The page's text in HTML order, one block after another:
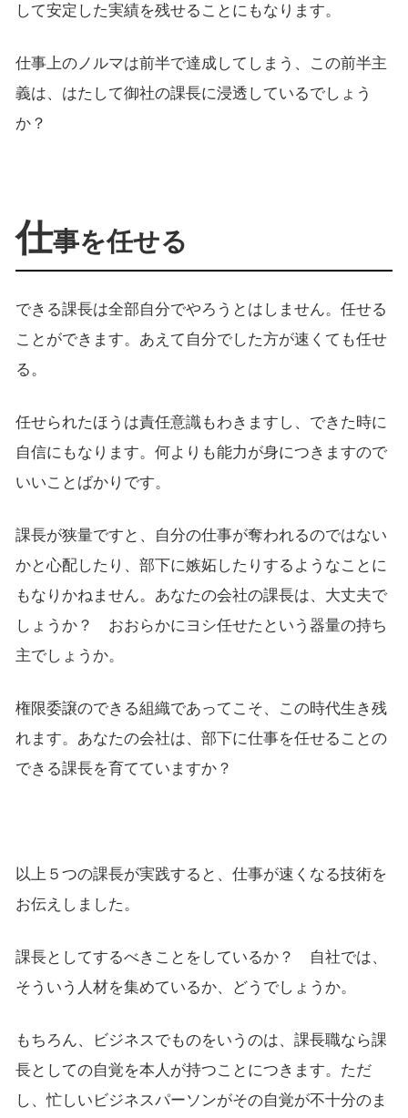
して安定した実績を残せることにもなります。
仕事上のノルマは前半で達成してしまう、この前半主
義は、はたして御社の課長に浸透しているでしょう
か？
仕事を任せる
できる課長は全部自分でやろうとはしません。任せる
ことができます。あえて自分でした方が速くても任せ
る。
任せられたほうは責任意識もわきますし、できた時に
自信にもなります。何よりも能力が身につきますので
いいことばかりです。
課長が狭量ですと、自分の仕事が奪われるのではない
かと心配したり、部下に嫉妬したりするようなことに
もなりかねません。あなたの会社の課長は、大丈夫で
しょうか？ おおらかにヨシ任せたという器量の持ち
主でしょうか。
権限委譲のできる組織であってこそ、この時代生き残
れます。あなたの会社は、部下に仕事を任せることの
できる課長を育てていますか？
以上５つの課長が実践すると、仕事が速くなる技術を
お伝えしました。
課長としてするべきことをしているか？ 自社では、
そういう人材を集めているか、どうでしょうか。
もちろん、ビジネスでものをいうのは、課長職なら課
長としての自覚を本人が持つことにつきます。ただ
し、忙しいビジネスパーソンがその自覚が不十分のま